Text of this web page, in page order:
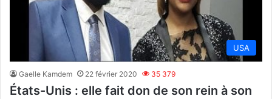
USA
Gaelle Kamdem 22 février 2020 35 379
États-Unis : elle fait don de son rein à son